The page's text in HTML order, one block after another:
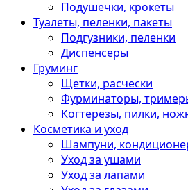
Подушечки, крокеты
Туалеты, пеленки, пакеты
Подгузники, пеленки
Диспенсеры
Груминг
Щетки, расчески
Фурминаторы,
Когтерезы, пилки,
Косметика и уход
Шампуни,
Уход за ушами
Уход за лапами